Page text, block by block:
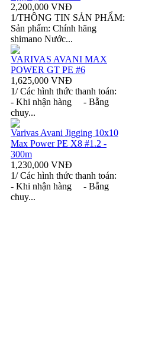
2,200,000 VNĐ
1/THÔNG TIN SẢN PHẨM:
Sản phẩm: Chính hãng
shimano Nước...
VARIVAS AVANI MAX
POWER GT PE #6
1,625,000 VNĐ
1/ Các hình thức thanh toán:
- Khi nhận hàng - Bằng
chuy...
Varivas Avani Jigging 10x10
Max Power PE X8 #1.2 -
300m
1,230,000 VNĐ
1/ Các hình thức thanh toán:
- Khi nhận hàng - Bằng
chuy...